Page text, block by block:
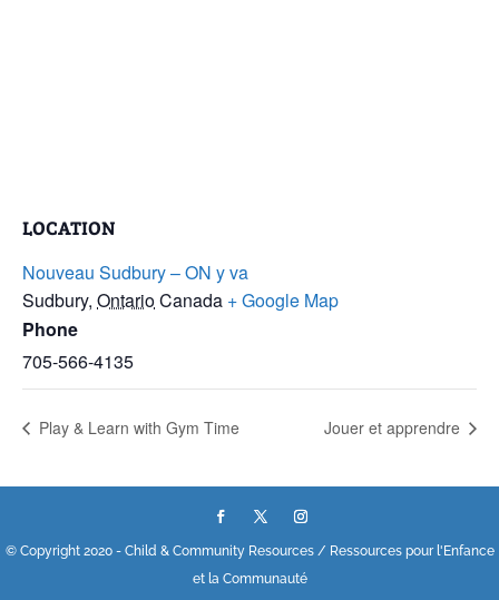
LOCATION
Nouveau Sudbury – ON y va
Sudbury, OntarioCanada + Google Map
Phone
705-566-4135
Play & Learn with Gym Time Jouer et apprendre
© Copyright 2020 - Child & Community Resources / Ressources pour l'Enfance
et la Communauté